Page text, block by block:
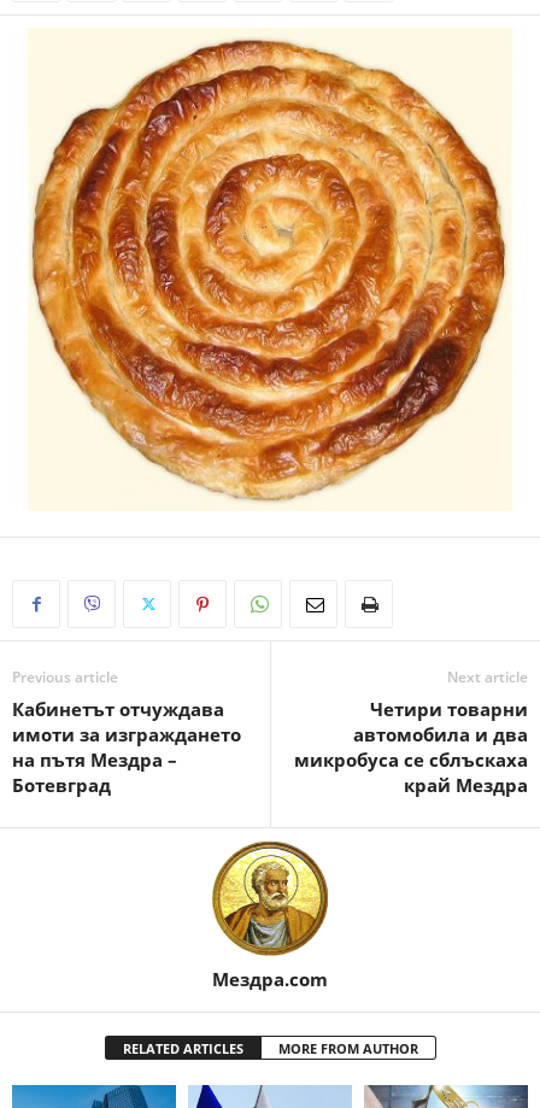
Previous article
Кабинетът отчуждава
имоти за изграждането
на пътя Мездра –
Ботевград
Next article
Четири товарни
автомобила и два
микробуса се сблъскаха
край Мездра
Мездра.com
RELATED ARTICLES MORE FROM AUTHOR